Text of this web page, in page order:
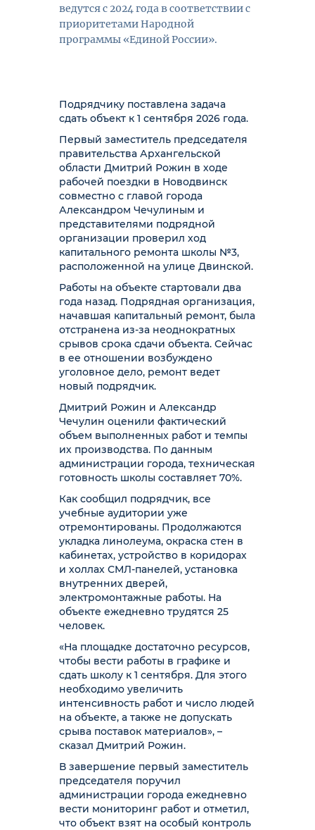
ведутся с 2024 года в соответствии с
приоритетами Народной
программы «Единой России».
Подрядчику поставлена задача
сдать объект к 1 сентября 2026 года.
Первый заместитель председателя
правительства Архангельской
области Дмитрий Рожин в ходе
рабочей поездки в Новодвинск
совместно с главой города
Александром Чечулиным и
представителями подрядной
организации проверил ход
капитального ремонта школы №3,
расположенной на улице Двинской.
Работы на объекте стартовали два
года назад. Подрядная организация,
начавшая капитальный ремонт, была
отстранена из-за неоднократных
срывов срока сдачи объекта. Сейчас
в ее отношении возбуждено
уголовное дело, ремонт ведет
новый подрядчик.
Дмитрий Рожин и Александр
Чечулин оценили фактический
объем выполненных работ и темпы
их производства. По данным
администрации города, техническая
готовность школы составляет 70%.
Как сообщил подрядчик, все
учебные аудитории уже
отремонтированы. Продолжаются
укладка линолеума, окраска стен в
кабинетах, устройство в коридорах
и холлах СМЛ-панелей, установка
внутренних дверей,
электромонтажные работы. На
объекте ежедневно трудятся 25
человек.
«На площадке достаточно ресурсов,
чтобы вести работы в графике и
сдать школу к 1 сентября. Для этого
необходимо увеличить
интенсивность работ и число людей
на объекте, а также не допускать
срыва поставок материалов», –
сказал Дмитрий Рожин.
В завершение первый заместитель
председателя поручил
администрации города ежедневно
вести мониторинг работ и отметил,
что объект взят на особый контроль